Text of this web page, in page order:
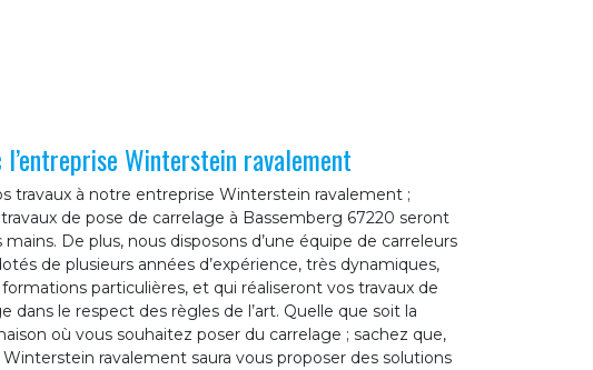
l’entreprise Winterstein ravalement
travaux à notre entreprise Winterstein ravalement ;
de pose de carrelage à Bassemberg 67220 seront
De plus, nous disposons d’une équipe de carreleurs
de plusieurs années d’expérience, très dynamiques,
particulières, et qui réaliseront vos travaux de
dans le respect des règles de l’art. Quelle que soit la
où vous souhaitez poser du carrelage ; sachez que,
ravalement saura vous proposer des solutions